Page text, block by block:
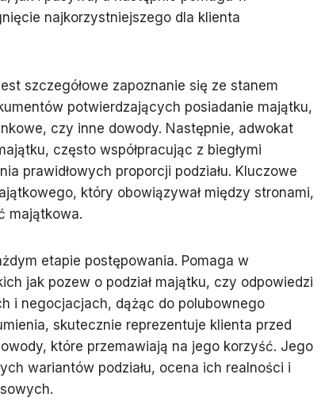
najkorzystniejszego dla klienta
szczegółowe zapoznanie się ze stanem
potwierdzających posiadanie majątku,
czy inne dowody. Następnie, adwokat
często współpracując z biegłymi
prawidłowych proporcji podziału. Kluczowe
który obowiązywał między stronami,
majątkowa.
etapie postępowania. Pomaga w
jak pozew o podział majątku, czy odpowiedzi
i negocjacjach, dążąc do polubownego
skutecznie reprezentuje klienta przed
które przemawiają na jego korzyść. Jego
wariantów podziału, ocena ich realności i